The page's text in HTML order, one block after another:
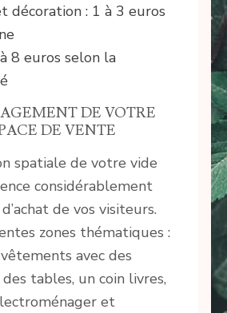
décoration : 1 à 3 euros
8 euros selon la
DE VOTRE
DE VENTE
spatiale de votre vide
considérablement
de vos visiteurs.
zones thématiques :
avec des
tables, un coin livres,
et